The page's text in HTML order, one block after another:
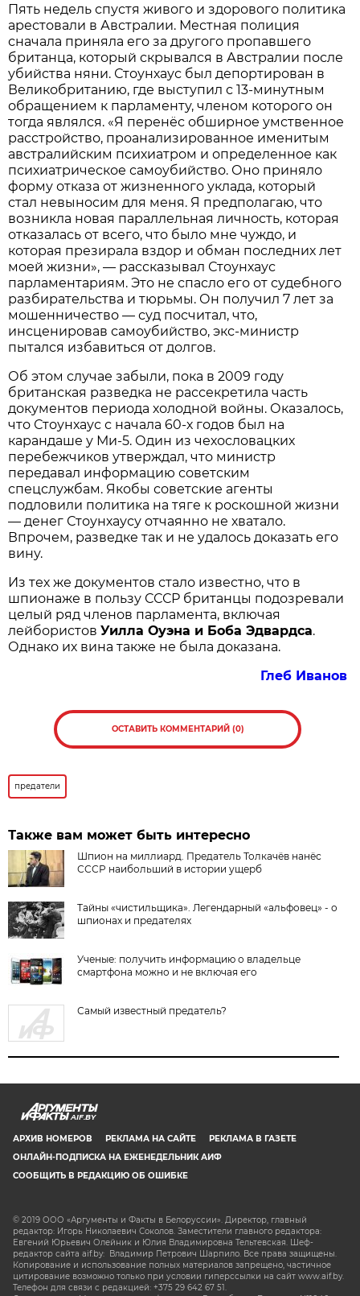
Пять недель спустя живого и здорового политика
арестовали в Австралии. Местная полиция
сначала приняла его за другого пропавшего
британца, который скрывался в Австралии после
убийства няни. Стоунхаус был депортирован в
Великобританию, где выступил с 13-минутным
обращением к парламенту, членом которого он
тогда являлся. «Я перенёс обширное умственное
расстройство, проанализированное именитым
австралийским психиатром и определенное как
психиатрическое самоубийство. Оно приняло
форму отказа от жизненного уклада, который
стал невыносим для меня. Я предполагаю, что
возникла новая параллельная личность, которая
отказалась от всего, что было мне чуждо, и
которая презирала вздор и обман последних лет
моей жизни», — рассказывал Стоунхаус
парламентариям. Это не спасло его от судебного
разбирательства и тюрьмы. Он получил 7 лет за
мошенничество — суд посчитал, что,
инсценировав самоубийство, экс-министр
пытался избавиться от долгов.
Об этом случае забыли, пока в 2009 году
британская разведка не рассекретила часть
документов периода холодной войны. Оказалось,
что Стоунхаус с начала 60-х годов был на
карандаше у Ми-5. Один из чехословацких
перебежчиков утверждал, что министр
передавал информацию советским
спецслужбам. Якобы советские агенты
подловили политика на тяге к роскошной жизни
— денег Стоунхаусу отчаянно не хватало.
Впрочем, разведке так и не удалось доказать его
вину.
Из тех же документов стало известно, что в
шпионаже в пользу СССР британцы подозревали
целый ряд членов парламента, включая
лейбористовУилла Оуэна и Боба Эдвардса.
Однако их вина также не была доказана.
Глеб Иванов
ОСТАВИТЬ КОММЕНТАРИЙ (0)
предатели
Также вам может быть интересно
Шпион на миллиард. Предатель Толкачёв нанёс
СССР наибольший в истории ущерб
Тайны «чистильщика». Легендарный «альфовец» - о
шпионах и предателях
Ученые: получить информацию о владельце
смартфона можно и не включая его
Самый известный предатель?
AIF.BY
АРХИВ НОМЕРОВ РЕКЛАМА НА САЙТЕ
РЕКЛАМА В ГАЗЕТЕ
ОНЛАЙН-ПОДПИСКА НА ЕЖЕНЕДЕЛЬНИК АИФ
СООБЩИТЬ В РЕДАКЦИЮ ОБ ОШИБКЕ
© 2019 ООО «Аргументы и Факты в Белоруссии». Директор, главный
редактор: Игорь Николаевич Соколов. Заместители главного редактора:
Евгений Юрьевич Олейник и Юлия Владимировна Тельтевская. Шеф-
редактор сайта aif.by: Владимир Петрович Шарпило. Все права защищены.
Копирование и использование полных материалов запрещено, частичное
цитирование возможно только при условии гиперссылки на сайт www.aif.by.
Телефон для связи с редакцией: +375 29 642 67 51.